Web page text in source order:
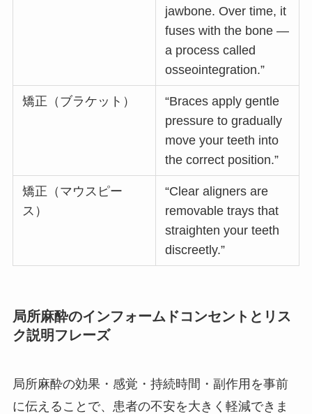
jawbone. Over time, it
fuses with the bone —
a process called
osseointegration.”
矯正（ブラケット）
“Braces apply gentle
pressure to gradually
move your teeth into
the correct position.”
矯正（マウスピー
ス）
“Clear aligners are
removable trays that
straighten your teeth
discreetly.”
局所麻酔のインフォームドコンセントとリス
ク説明フレーズ
局所麻酔の効果・感覚・持続時間・副作用を事前
に伝えることで、患者の不安を大きく軽減できま